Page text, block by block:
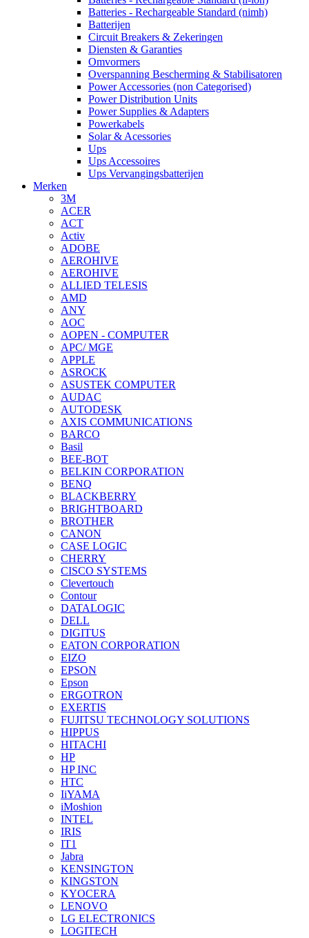
Batteries - Rechargeable Standard (nimh)
Batterijen
Circuit Breakers & Zekeringen
Diensten & Garanties
Omvormers
Overspanning Bescherming & Stabilisatoren
Power Accessories (non Categorised)
Power Distribution Units
Power Supplies & Adapters
Powerkabels
Solar & Acessories
Ups
Ups Accessoires
Ups Vervangingsbatterijen
Merken
3M
ACER
ACT
Activ
ADOBE
AEROHIVE
AEROHIVE
ALLIED TELESIS
AMD
ANY
AOC
AOPEN - COMPUTER
APC/ MGE
APPLE
ASROCK
ASUSTEK COMPUTER
AUDAC
AUTODESK
AXIS COMMUNICATIONS
BARCO
Basil
BEE-BOT
BELKIN CORPORATION
BENQ
BLACKBERRY
BRIGHTBOARD
BROTHER
CANON
CASE LOGIC
CHERRY
CISCO SYSTEMS
Clevertouch
Contour
DATALOGIC
DELL
DIGITUS
EATON CORPORATION
EIZO
EPSON
Epson
ERGOTRON
EXERTIS
FUJITSU TECHNOLOGY SOLUTIONS
HIPPUS
HITACHI
HP
HP INC
HTC
IiYAMA
iMoshion
INTEL
IRIS
IT1
Jabra
KENSINGTON
KINGSTON
KYOCERA
LENOVO
LG ELECTRONICS
LOGITECH